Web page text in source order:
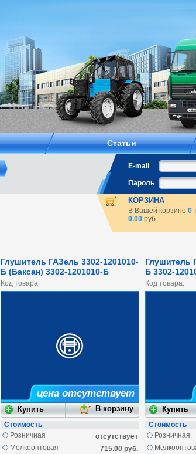
Глушитель ГАЗель 3302-1201010-
Б (Баксан) 3302-1201010-Б
Код товара:
цена отсутствует
Стоимость
отсутствует
Розничная
715.00 руб.
Мелкооптовая
Глушитель
Б 3302-
Код товара:
Стоимость
Розничная
Статьи
E-mail
Пароль
КОРЗИНА
В Вашей корзине0
0.00 руб.